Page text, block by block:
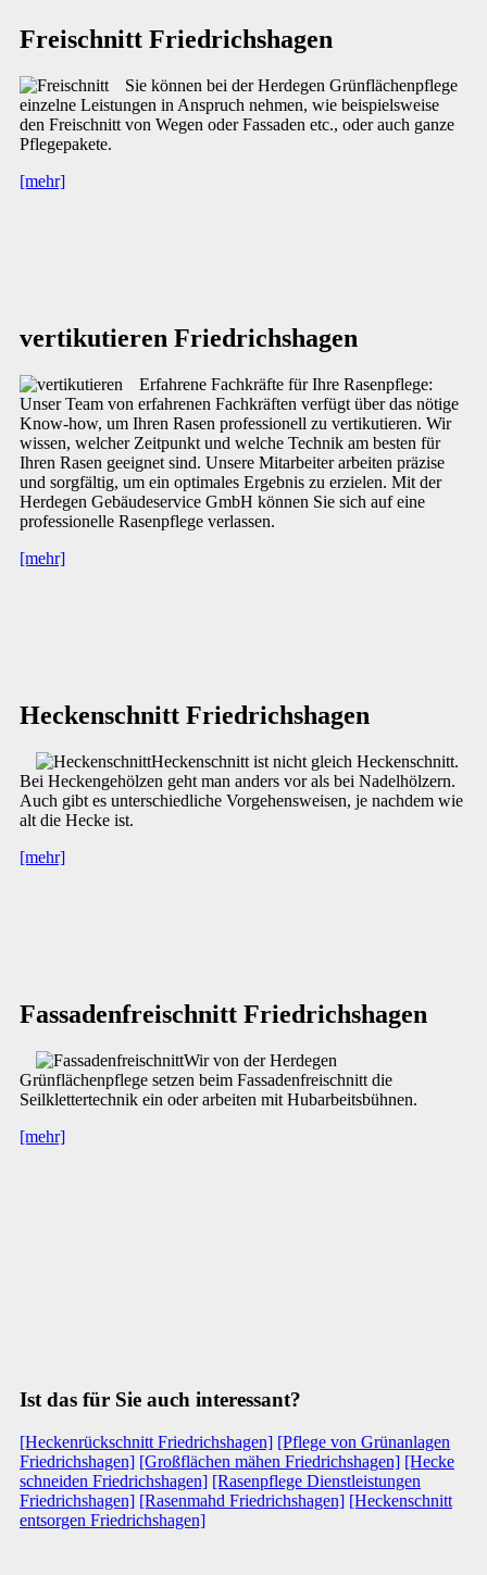
Freischnitt Friedrichshagen
Sie können bei der Herdegen Grünflächenpflege
einzelne Leistungen in Anspruch nehmen, wie beispielsweise
den Freischnitt von Wegen oder Fassaden etc., oder auch ganze
Pflegepakete.
[mehr]
vertikutieren Friedrichshagen
Erfahrene Fachkräfte für Ihre Rasenpflege:
Unser Team von erfahrenen Fachkräften verfügt über das nötige
Know-how, um Ihren Rasen professionell zu vertikutieren. Wir
wissen, welcher Zeitpunkt und welche Technik am besten für
Ihren Rasen geeignet sind. Unsere Mitarbeiter arbeiten präzise
und sorgfältig, um ein optimales Ergebnis zu erzielen. Mit der
Herdegen Gebäudeservice GmbH können Sie sich auf eine
professionelle Rasenpflege verlassen.
[mehr]
Heckenschnitt Friedrichshagen
Heckenschnitt ist nicht gleich Heckenschnitt.
Bei Heckengehölzen geht man anders vor als bei Nadelhölzern.
Auch gibt es unterschiedliche Vorgehensweisen, je nachdem wie
alt die Hecke ist.
[mehr]
Fassadenfreischnitt Friedrichshagen
Wir von der Herdegen
Grünflächenpflege setzen beim Fassadenfreischnitt die
Seilklettertechnik ein oder arbeiten mit Hubarbeitsbühnen.
[mehr]
Ist das für Sie auch interessant?
[Heckenrückschnitt Friedrichshagen] [Pflege von Grünanlagen
Friedrichshagen] [Großflächen mähen Friedrichshagen] [Hecke
schneiden Friedrichshagen] [Rasenpflege Dienstleistungen
Friedrichshagen] [Rasenmahd Friedrichshagen] [Heckenschnitt
entsorgen Friedrichshagen]